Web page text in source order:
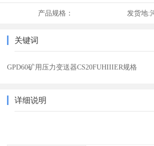
产品规格： 发货地:
关键词
GPD60矿用压力变送器CS20FUHIIIER规格
详细说明